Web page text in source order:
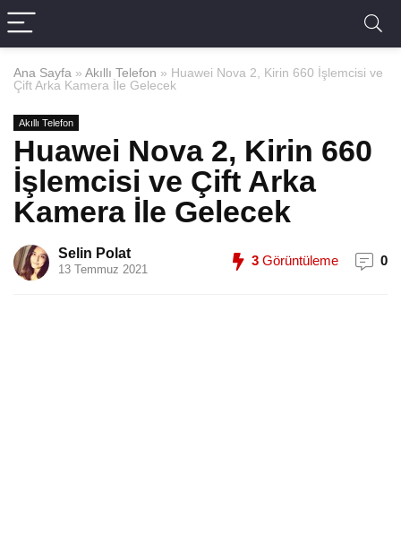
Ana Sayfa » Akıllı Telefon » Huawei Nova 2, Kirin 660 İşlemcisi ve
Çift Arka Kamera İle Gelecek
Akıllı Telefon
Huawei Nova 2, Kirin 660
İşlemcisi ve Çift Arka
Kamera İle Gelecek
Selin Polat
13 Temmuz 2021
3 Görüntüleme 0